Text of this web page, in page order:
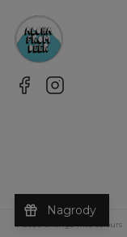
©2026 Change Into Colours
Nagrody